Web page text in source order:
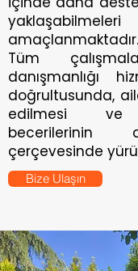
yaklaşabilmeleri
amaçlanmaktadır.
Tüm
danışmanlığı
doğrultusunda,
edilmesi ve
becerilerinin
çerçevesinde
Bize Ulaşın